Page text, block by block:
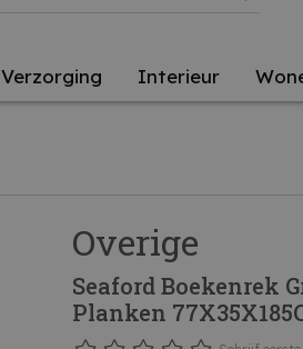
Verzorging Interieur
Overige
Seaford Boekenrek
Planken